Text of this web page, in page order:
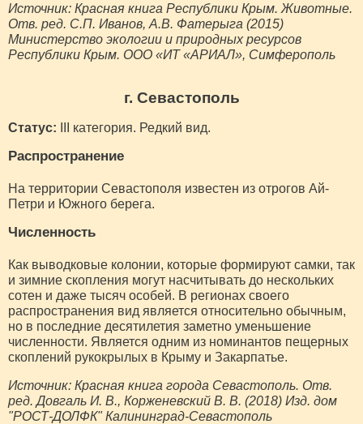
Источник: Красная книга Республики Крым. Животные.
Отв. ред. С.П. Иванов, А.В. Фатерыга (2015)
Министерство экологии и природных ресурсов
Республики Крым. ООО «ИТ «АРИАЛ», Симферополь
г. Севастополь
Статус: III категория. Редкий вид.
Распространение
На территории Севастополя известен из отрогов Ай-
Петри и Южного берега.
Численность
Как выводковые колонии, которые формируют самки, так
и зимние скопления могут насчитывать до нескольких
сотен и даже тысяч особей. В регионах своего
распространения вид является относительно обычным,
но в последние десятилетия заметно уменьшение
численности. Является одним из номинантов пещерных
скоплений рукокрылых в Крыму и Закарпатье.
Источник: Красная книга города Севастополь. Отв.
ред. Довгаль И. В., Корженевский В. В. (2018) Изд. дом
"РОСТ-ДОЛФК" Калининград-Севастополь